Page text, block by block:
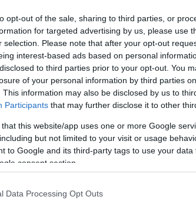
opt-out of the sale, sharing to third parties, or
for targeted advertising by us, please use
selection. Please note that after your opt-out
interest-based ads based on personal
to third parties prior to your opt-out. You
of your personal information by third parties
This information may also be disclosed by us to
Participants that may further disclose it to other
that this website/app uses one or more Google
but not limited to your visit or usage
to Google and its third-party tags to use your
consent section.
Data Processing Opt Outs
Zsolt, nemzetiszinhaz.hu
nyolcnapos fesztivál zárónapján,
premierje szeptember 5-én volt
Bánsági Ildikó, Trill Zsolt, Farkas